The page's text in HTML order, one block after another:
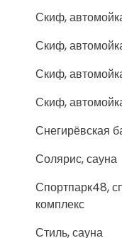
Скиф,
Скиф,
Скиф,
Скиф,
Снегирёвская
Солярис, сауна
Спортпарк48,
комплекс
Стиль, сауна